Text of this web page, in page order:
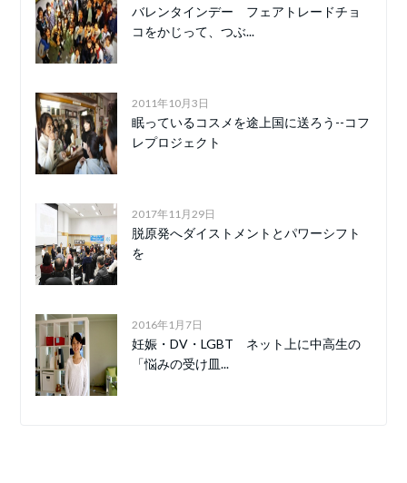
バレンタインデー フェアトレードチョ
コをかじって、つぶ...
2011年10月3日
眠っているコスメを途上国に送ろう--コフ
レプロジェクト
2017年11月29日
脱原発へダイストメントとパワーシフト
を
2016年1月7日
妊娠・DV・LGBT ネット上に中高生の
「悩みの受け皿...